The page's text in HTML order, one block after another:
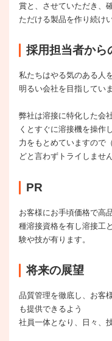
賞と、させていただき、
ただける製品を作り続け
採用担当者から
私たちはやる気のある人
明るい会社を目指していま
弊社は溶接に特化した会
くとすぐに溶接機を操作
力をもとめていますので
どと言わずトライしません
PR
お客様にお手頃価格で高
種溶接資格を有し溶接工
験や技が有ります。
将来の展望
品質管理を徹底し、お客
も提供できるよう
社員一体となり、日々、